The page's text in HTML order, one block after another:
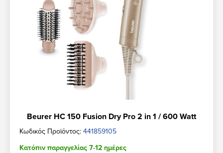
Beurer HC 150 Fusion Dry Pro 2 in 1 / 600 Watt
Κωδικός Προϊόντος: 441859105
Κατόπιν παραγγελίας 7-12 ημέρες